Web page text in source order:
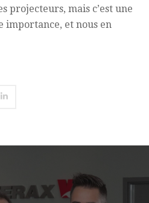
projecteurs, mais c’est une
importance, et nous en